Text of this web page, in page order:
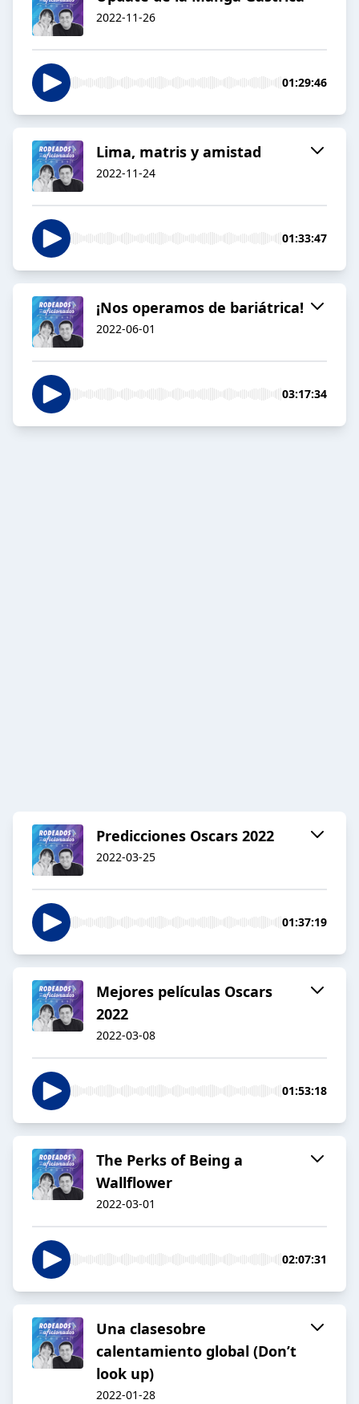
2022-11-26
01:29:46
Lima, matris y amistad
2022-11-24
01:33:47
¡Nos operamos de bariátrica!
2022-06-01
03:17:34
Predicciones Oscars 2022
2022-03-25
01:37:19
Mejores películas Oscars
2022
2022-03-08
01:53:18
The Perks of Being a
Wallflower
2022-03-01
02:07:31
Una clasesobre
calentamiento global (Don’t
look up)
2022-01-28